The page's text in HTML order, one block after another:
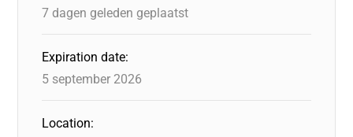
7 dagen geleden geplaatst
Expiration date:
5 september 2026
Location: